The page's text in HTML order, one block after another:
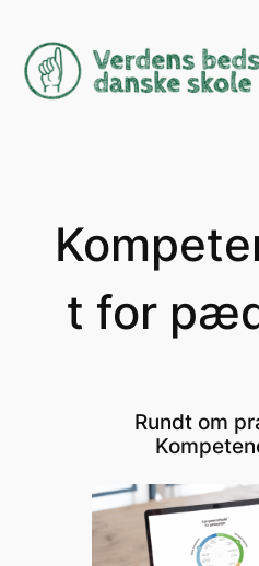
indhold
t for
Rundt om